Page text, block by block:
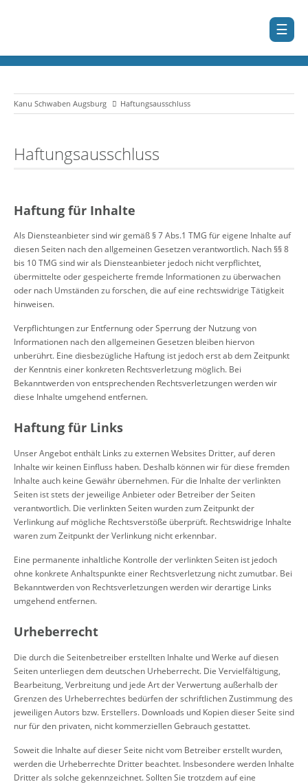
Kanu Schwaben Augsburg Haftungsausschluss
Haftungsausschluss
Haftung für Inhalte
Als Diensteanbieter sind wir gemäß § 7 Abs.1 TMG für eigene Inhalte auf
diesen Seiten nach den allgemeinen Gesetzen verantwortlich. Nach §§ 8
bis 10 TMG sind wir als Diensteanbieter jedoch nicht verpflichtet,
übermittelte oder gespeicherte fremde Informationen zu überwachen
oder nach Umständen zu forschen, die auf eine rechtswidrige Tätigkeit
hinweisen.
Verpflichtungen zur Entfernung oder Sperrung der Nutzung von
Informationen nach den allgemeinen Gesetzen bleiben hiervon
unberührt. Eine diesbezügliche Haftung ist jedoch erst ab dem Zeitpunkt
der Kenntnis einer konkreten Rechtsverletzung möglich. Bei
Bekanntwerden von entsprechenden Rechtsverletzungen werden wir
diese Inhalte umgehend entfernen.
Haftung für Links
Unser Angebot enthält Links zu externen Websites Dritter, auf deren
Inhalte wir keinen Einfluss haben. Deshalb können wir für diese fremden
Inhalte auch keine Gewähr übernehmen. Für die Inhalte der verlinkten
Seiten ist stets der jeweilige Anbieter oder Betreiber der Seiten
verantwortlich. Die verlinkten Seiten wurden zum Zeitpunkt der
Verlinkung auf mögliche Rechtsverstöße überprüft. Rechtswidrige Inhalte
waren zum Zeitpunkt der Verlinkung nicht erkennbar.
Eine permanente inhaltliche Kontrolle der verlinkten Seiten ist jedoch
ohne konkrete Anhaltspunkte einer Rechtsverletzung nicht zumutbar. Bei
Bekanntwerden von Rechtsverletzungen werden wir derartige Links
umgehend entfernen.
Urheberrecht
Die durch die Seitenbetreiber erstellten Inhalte und Werke auf diesen
Seiten unterliegen dem deutschen Urheberrecht. Die Vervielfältigung,
Bearbeitung, Verbreitung und jede Art der Verwertung außerhalb der
Grenzen des Urheberrechtes bedürfen der schriftlichen Zustimmung des
jeweiligen Autors bzw. Erstellers. Downloads und Kopien dieser Seite sind
nur für den privaten, nicht kommerziellen Gebrauch gestattet.
Soweit die Inhalte auf dieser Seite nicht vom Betreiber erstellt wurden,
werden die Urheberrechte Dritter beachtet. Insbesondere werden Inhalte
Dritter als solche gekennzeichnet. Sollten Sie trotzdem auf eine